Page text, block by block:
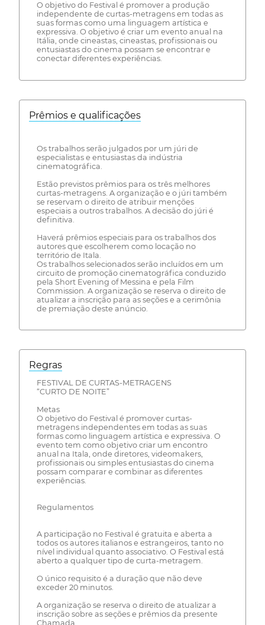
O objetivo do Festival é promover a produção
independente de curtas-metragens em todas as
suas formas como uma linguagem artística e
expressiva. O objetivo é criar um evento anual na
Itália, onde cineastas, cineastas, profissionais ou
entusiastas do cinema possam se encontrar e
conectar diferentes experiências.
Prêmios e qualificações
Os trabalhos serão julgados por um júri de
especialistas e entusiastas da indústria
cinematográfica.
Estão previstos prêmios para os três melhores
curtas-metragens. A organização e o júri também
se reservam o direito de atribuir menções
especiais a outros trabalhos. A decisão do júri é
definitiva.
Haverá prêmios especiais para os trabalhos dos
autores que escolherem como locação no
território de Itala.
Os trabalhos selecionados serão incluídos em um
circuito de promoção cinematográfica conduzido
pela Short Evening of Messina e pela Film
Commission. A organização se reserva o direito de
atualizar a inscrição para as seções e a cerimônia
de premiação deste anúncio.
Regras
FESTIVAL DE CURTAS-METRAGENS
“CURTO DE NOITE”
Metas
O objetivo do Festival é promover curtas-
metragens independentes em todas as suas
formas como linguagem artística e expressiva. O
evento tem como objetivo criar um encontro
anual na Itala, onde diretores, videomakers,
profissionais ou simples entusiastas do cinema
possam comparar e combinar as diferentes
experiências.
Regulamentos
A participação no Festival é gratuita e aberta a
todos os autores italianos e estrangeiros, tanto no
nível individual quanto associativo. O Festival está
aberto a qualquer tipo de curta-metragem.
O único requisito é a duração que não deve
exceder 20 minutos.
A organização se reserva o direito de atualizar a
inscrição sobre as seções e prêmios da presente
Chamada.